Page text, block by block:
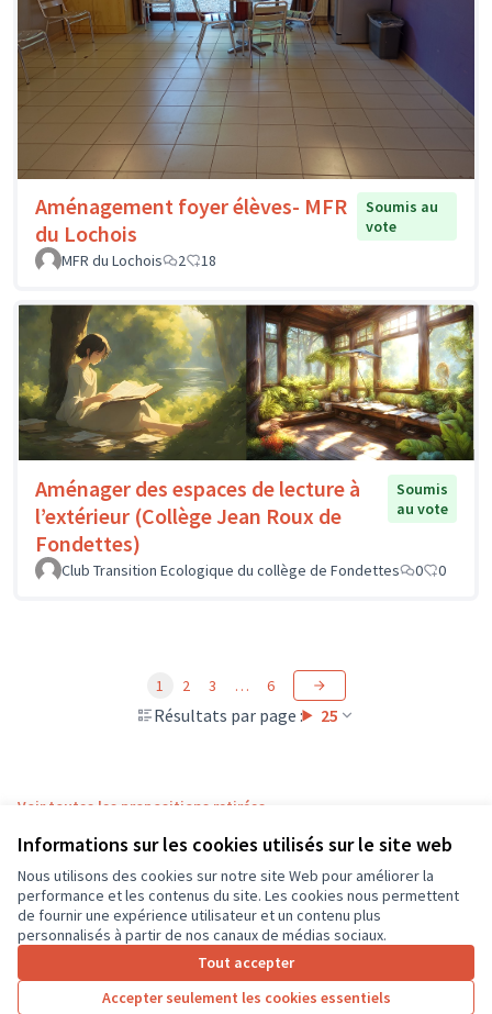
Informations sur les cookies utilisés sur le site web
Nous utilisons des cookies sur notre site Web pour améliorer la
performance et les contenus du site. Les cookies nous permettent
de fournir une expérience utilisateur et un contenu plus
personnalisés à partir de nos canaux de médias sociaux.
Tout accepter
Accepter seulement les cookies essentiels
Aménagement foyer élèves- MFR
du Lochois
Soumis au
vote
MFR du Lochois
2 18
Aménager des espaces de lecture à
l’extérieur (Collège Jean Roux de
Fondettes)
Soumis
au vote
Club Transition Ecologique du collège de Fondettes 0 0
Résultats par page : 25
1 2 3 … 6
Voir toutes les propositions retirées
Conditions d'utilisation
Paramètres des cookies
CD37 sur X
(Lien externe)
CD37 sur Facebook
CD37 sur Instagram
CD37 sur YouTube
(Lien externe)